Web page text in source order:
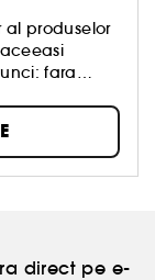
al produselor
fara
sunt
de teste
produce
direct pe e-